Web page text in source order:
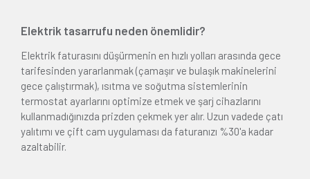
Elektrik tasarrufu neden önemlidir?
Elektrik faturasını düşürmenin en hızlı yolları arasında gece
tarifesinden yararlanmak (çamaşır ve bulaşık makinelerini
gece çalıştırmak), ısıtma ve soğutma sistemlerinin
termostat ayarlarını optimize etmek ve şarj cihazlarını
kullanmadığınızda prizden çekmek yer alır. Uzun vadede çatı
yalıtımı ve çift cam uygulaması da faturanızı %30'a kadar
azaltabilir.